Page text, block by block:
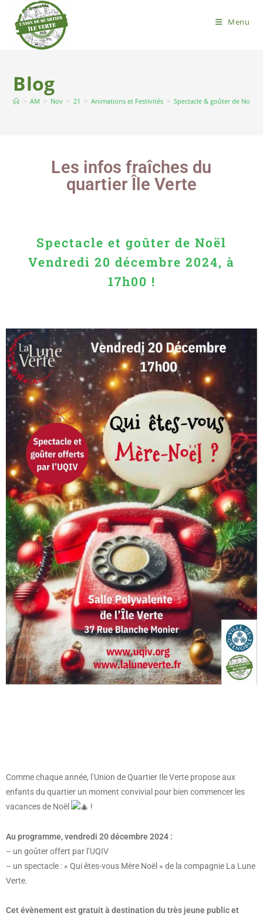
Menu
Blog
> AM > Nov > 21 > Animations et Festivités > Spectacle & goûter de Noël,
Les infos fraîches du
quartier Île Verte
Spectacle et goûter de Noël
Vendredi 20 décembre 2024, à
17h00 !
Comme chaque année, l’Union de Quartier Ile Verte propose aux
enfants du quartier un moment convivial pour bien commencer les
vacances de Noël
!
Au programme, vendredi 20 décembre 2024 :
– un goûter offert par l’UQIV
– un spectacle : « Qui êtes-vous Mère Noël » de la compagnie La Lune
Verte.
Cet évènement est gratuit à destination du très jeune public et